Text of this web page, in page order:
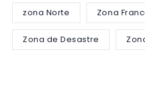
zona Norte Zona
Zona de Desastre